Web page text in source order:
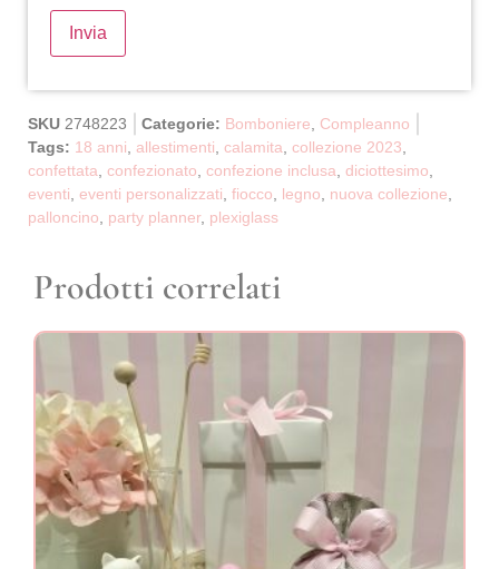
SKU 2748223 Categorie: Bomboniere
Compleanno
Tags: 18 anni allestimenti calamita collezione 2023
confettata confezionato confezione inclusa diciottesimo
eventi eventi personalizzati fiocco legno nuova collezione
palloncino
party planner, plexiglass
Prodotti correlati